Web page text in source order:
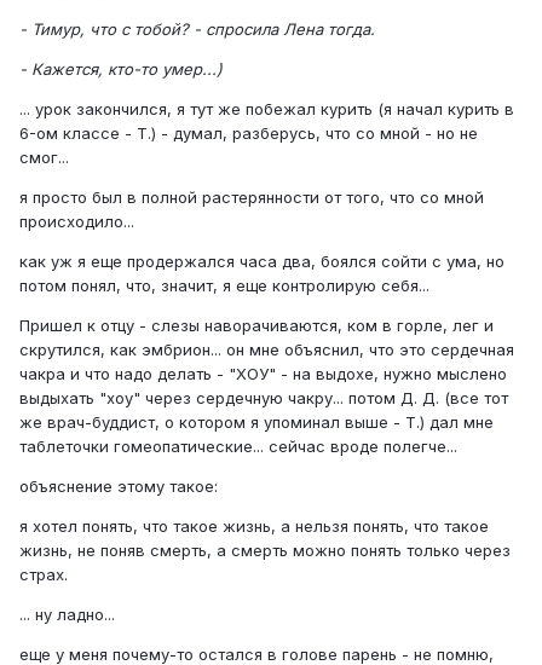
- Тимур, что с тобой? - спросила Лена тогда.
- Кажется, кто-то умер...)
... урок закончился, я тут же побежал курить (я начал курить в
6-ом классе - Т.) - думал, разберусь, что со мной - но не
смог...
я просто был в полной растерянности от того, что со мной
происходило...
как уж я еще продержался часа два, боялся сойти с ума, но
потом понял, что, значит, я еще контролирую себя...
Пришел к отцу - слезы наворачиваются, ком в горле, лег и
скрутился, как эмбрион... он мне объяснил, что это сердечная
чакра и что надо делать - "ХОУ" - на выдохе, нужно мыслено
выдыхать "хоу" через сердечную чакру... потом Д. Д. (все тот
же врач-буддист, о котором я упоминал выше - Т.) дал мне
таблеточки гомеопатические... сейчас вроде полегче...
объяснение этому такое:
я хотел понять, что такое жизнь, а нельзя понять, что такое
жизнь, не поняв смерть, а смерть можно понять только через
страх.
... ну ладно...
еще у меня почему-то остался в голове парень - не помню,